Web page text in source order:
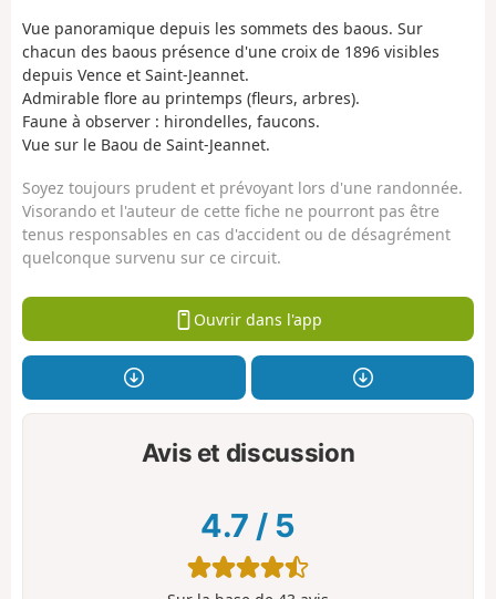
Vue panoramique depuis les sommets des baous. Sur
chacun des baous présence d'une croix de 1896 visibles
depuis Vence et Saint-Jeannet.
Admirable flore au printemps (fleurs, arbres).
Faune à observer : hirondelles, faucons.
Vue sur le Baou de Saint-Jeannet.
Soyez toujours prudent et prévoyant lors d'une randonnée.
Visorando et l'auteur de cette fiche ne pourront pas être
tenus responsables en cas d'accident ou de désagrément
quelconque survenu sur ce circuit.
Ouvrir dans l'app
Avis et discussion
4.7 / 5